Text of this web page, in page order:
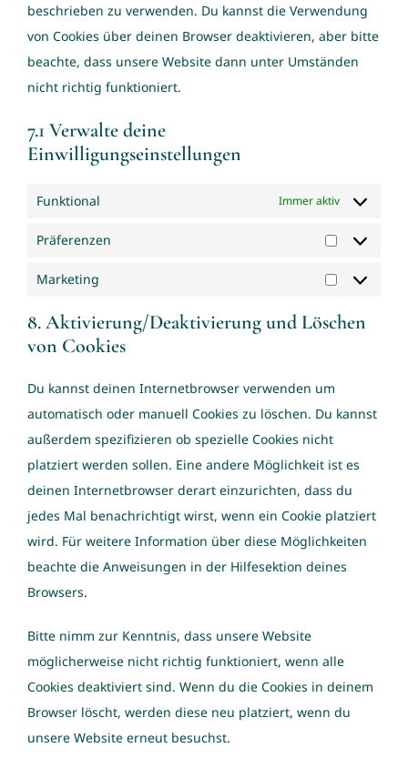
beschrieben zu verwenden. Du kannst die Verwendung
von Cookies über deinen Browser deaktivieren, aber bitte
beachte, dass unsere Website dann unter Umständen
nicht richtig funktioniert.
7.1 Verwalte deine
Einwilligungseinstellungen
Funktional Immer aktiv
Präferenzen
Marketing
8. Aktivierung/Deaktivierung und Löschen
von Cookies
Du kannst deinen Internetbrowser verwenden um
automatisch oder manuell Cookies zu löschen. Du kannst
außerdem spezifizieren ob spezielle Cookies nicht
platziert werden sollen. Eine andere Möglichkeit ist es
deinen Internetbrowser derart einzurichten, dass du
jedes Mal benachrichtigt wirst, wenn ein Cookie platziert
wird. Für weitere Information über diese Möglichkeiten
beachte die Anweisungen in der Hilfesektion deines
Browsers.
Bitte nimm zur Kenntnis, dass unsere Website
möglicherweise nicht richtig funktioniert, wenn alle
Cookies deaktiviert sind. Wenn du die Cookies in deinem
Browser löscht, werden diese neu platziert, wenn du
unsere Website erneut besuchst.